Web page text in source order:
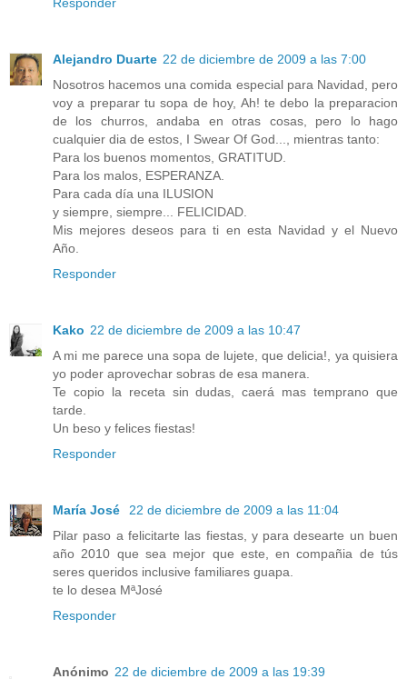
Responder
Alejandro Duarte 22 de diciembre de 2009 a las 7:00
Nosotros hacemos una comida especial para Navidad, pero
voy a preparar tu sopa de hoy, Ah! te debo la preparacion
de los churros, andaba en otras cosas, pero lo hago
cualquier dia de estos, I Swear Of God..., mientras tanto:
Para los buenos momentos, GRATITUD.
Para los malos, ESPERANZA.
Para cada día una ILUSION
y siempre, siempre... FELICIDAD.
Mis mejores deseos para ti en esta Navidad y el Nuevo
Año.
Responder
Kako 22 de diciembre de 2009 a las 10:47
A mi me parece una sopa de lujete, que delicia!, ya quisiera
yo poder aprovechar sobras de esa manera.
Te copio la receta sin dudas, caerá mas temprano que
tarde.
Un beso y felices fiestas!
Responder
María José
22 de diciembre de 2009 a las 11:04
Pilar paso a felicitarte las fiestas, y para desearte un buen
año 2010 que sea mejor que este, en compañia de tús
seres queridos inclusive familiares guapa.
te lo desea MªJosé
Responder
Anónimo 22 de diciembre de 2009 a las 19:39